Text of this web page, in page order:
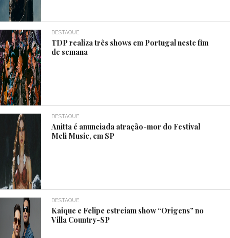
DESTAQUE
TDP realiza três shows em Portugal neste fim
de semana
DESTAQUE
Anitta é anunciada atração-mor do Festival
Meli Music, em SP
DESTAQUE
Kaique e Felipe estreiam show “Origens” no
Villa Country-SP